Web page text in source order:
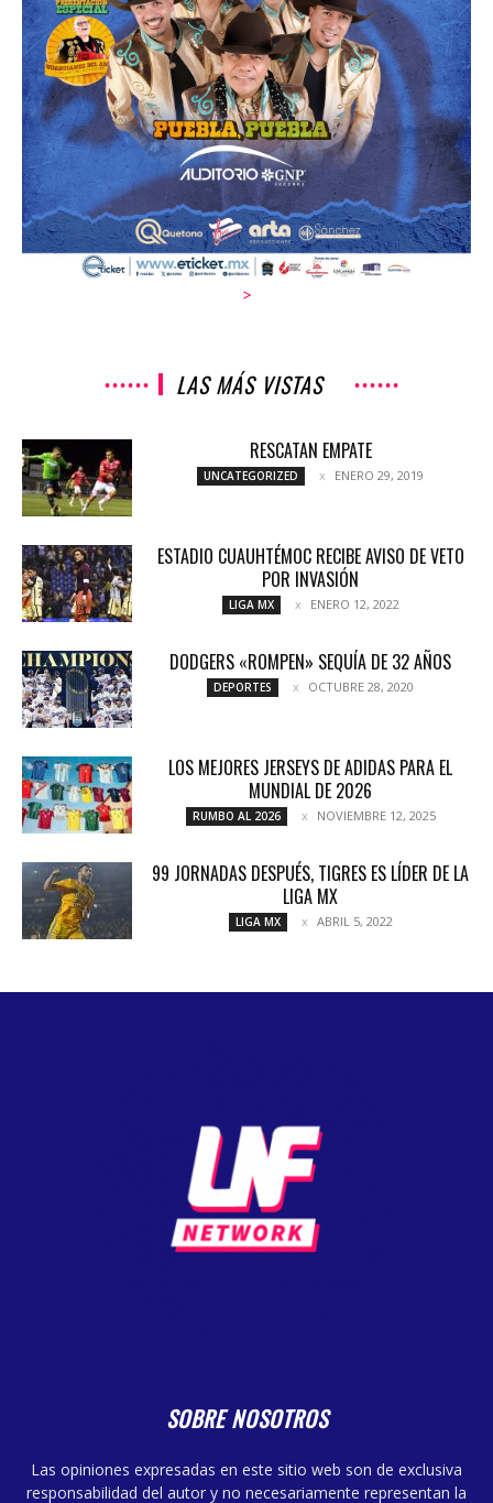
>
LAS MÁS VISTAS
RESCATAN EMPATE
UNCATEGORIZED ENERO 29, 2019
ESTADIO CUAUHTÉMOC RECIBE AVISO DE VETO
POR INVASIÓN
LIGA MX ENERO 12, 2022
DODGERS «ROMPEN» SEQUÍA DE 32 AÑOS
DEPORTES OCTUBRE 28, 2020
LOS MEJORES JERSEYS DE ADIDAS PARA EL
MUNDIAL DE 2026
RUMBO AL 2026 NOVIEMBRE 12, 2025
99 JORNADAS DESPUÉS, TIGRES ES LÍDER DE LA
LIGA MX
LIGA MX ABRIL 5, 2022
SOBRE NOSOTROS
Las opiniones expresadas en este sitio web son de exclusiva
responsabilidad del autor y no necesariamente representan la